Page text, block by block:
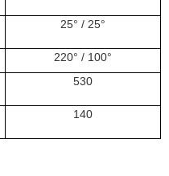
25° / 25°
220° / 100°
530
140